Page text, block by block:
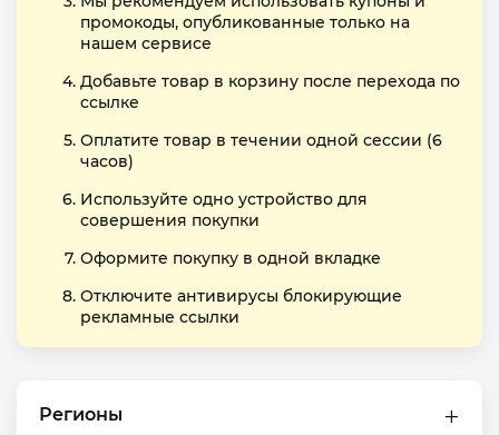
промокоды, опубликованные только на
нашем сервисе
Добавьте товар в корзину после перехода по
ссылке
Оплатите товар в течении одной сессии (6
часов)
Используйте одно устройство для
совершения покупки
Оформите покупку в одной вкладке
Отключите антивирусы блокирующие
рекламные ссылки
Регионы